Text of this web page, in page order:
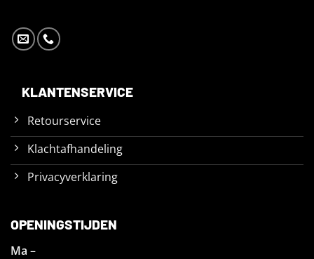
KLANTENSERVICE
Retourservice
Klachtafhandeling
Privacyverklaring
OPENINGSTIJDEN
Ma –